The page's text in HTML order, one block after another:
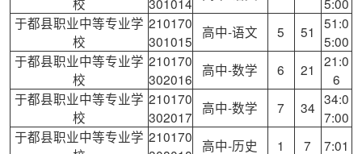
于都县职业中等专业学
校
210170
301015
高中-语文 5 51
51:0
5:00
于都县职业中等专业学
校
210170
302016
高中-数学 6 21
21:0
6
于都县职业中等专业学
校
210170
302017
高中-数学 7 34 34:0
7:00
于都县职业中等专业学 210170
高中-历史 1 7
7:01